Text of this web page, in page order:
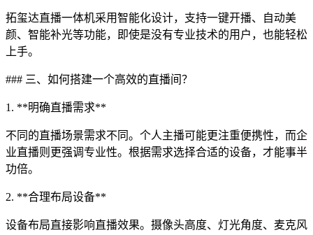
拓玺达直播一体机采用智能化设计，支持一键开播、自动美
颜、智能补光等功能，即使是没有专业技术的用户，也能轻松
上手。
### 三、如何搭建一个高效的直播间？
1. **明确直播需求**
不同的直播场景需求不同。个人主播可能更注重便携性，而企
业直播则更强调专业性。根据需求选择合适的设备，才能事半
功倍。
2. **合理布局设备**
设备布局直接影响直播效果。摄像头高度、灯光角度、麦克风